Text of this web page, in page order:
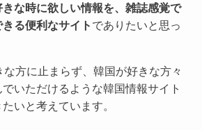
な時に欲しい情報を、雑誌感覚で
る便利なサイト でありたいと思っ
方に止まらず、韓国が好きな方々
いただけるような韓国情報サイト
いと考えています。